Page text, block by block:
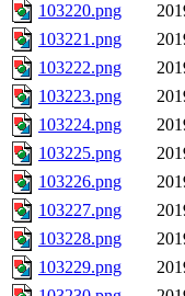
103220.png
103221.png
103222.png
103223.png
103224.png
103225.png
103226.png
103227.png
103228.png
103229.png